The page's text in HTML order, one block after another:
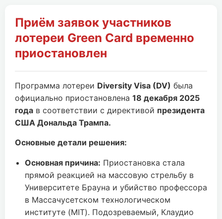
Приём заявок участников
лотереи Green Card временно
приостановлен
Программа лотереи Diversity Visa (DV) была
официально приостановлена 18 декабря 2025
года в соответствии с директивой президента
США Дональда Трампа.
Основные детали решения:
Основная причина: Приостановка стала
прямой реакцией на массовую стрельбу в
Университете Брауна и убийство профессора
в Массачусетском технологическом
институте (MIT). Подозреваемый, Клаудио